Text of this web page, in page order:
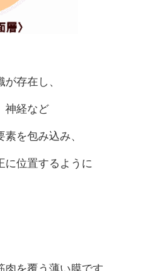
存在し、
神経など
を包み込み、
に位置するように
を覆う薄い膜です。